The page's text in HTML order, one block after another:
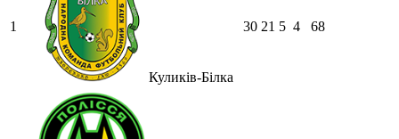
1
Куликів-Білка
30 21 5 4 68